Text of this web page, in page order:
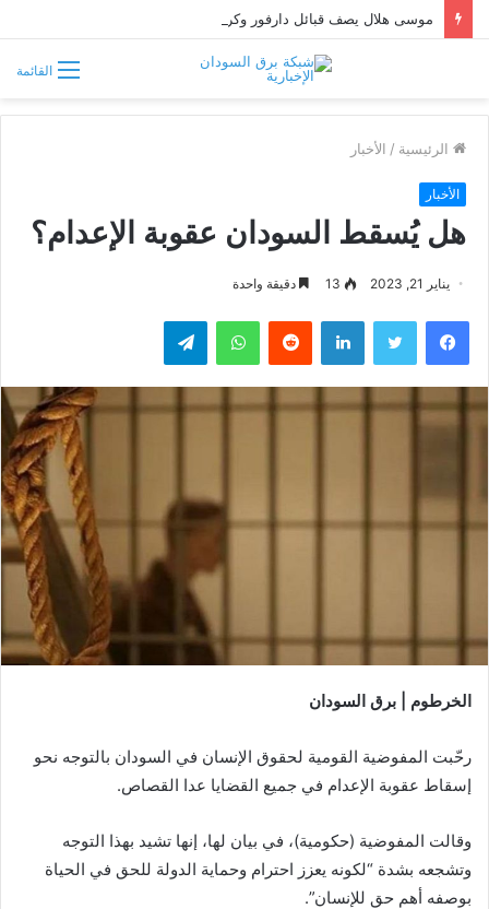
القائمة
الرئيسية / الأخبار
الأخبار
هل يُسقط السودان عقوبة الإعدام؟
يناير 21, 2023 13 دقيقة واحدة
فيسبوك تويتر لينكدإن واتساب تيلقرام
الخرطوم | برق السودان
رحّبت المفوضية القومية لحقوق الإنسان في السودان بالتوجه نحو
إسقاط عقوبة الإعدام في جميع القضايا عدا القصاص.
وقالت المفوضية (حكومية)، في بيان لها، إنها تشيد بهذا التوجه
وتشجعه بشدة “لكونه يعزز احترام وحماية الدولة للحق في الحياة
بوصفه أهم حق للإنسان”.